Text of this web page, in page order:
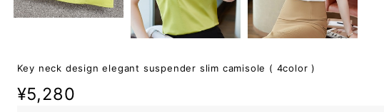
Key neck design elegant suspender slim camisole ( 4color )
¥5,280